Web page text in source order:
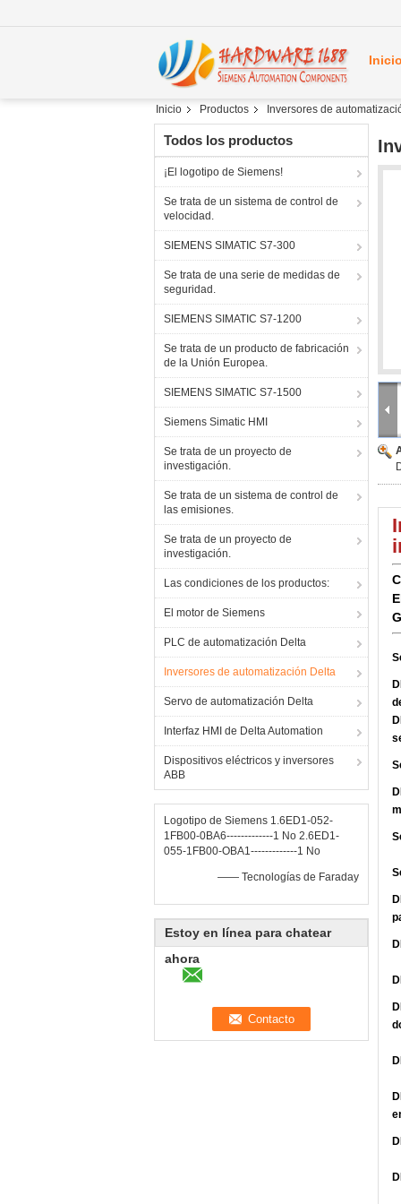
Inicio
Inicio Productos Inversores de
Todos los productos
¡El logotipo de Siemens!
Se trata de un sistema de control de
velocidad.
SIEMENS SIMATIC S7-300
Se trata de una serie de medidas de
seguridad.
SIEMENS SIMATIC S7-1200
Se trata de un producto de fabricación
de la Unión Europea.
SIEMENS SIMATIC S7-1500
Siemens Simatic HMI
Se trata de un proyecto de
investigación.
Se trata de un sistema de control de
las emisiones.
Se trata de un proyecto de
investigación.
Las condiciones de los productos:
El motor de Siemens
PLC de automatización Delta
Inversores de automatización Delta
Servo de automatización Delta
Interfaz HMI de Delta Automation
Dispositivos eléctricos y inversores
ABB
Logotipo de Siemens 1.6ED1-052-
1FB00-0BA6-------------1 No 2.6ED1-
055-1FB00-OBA1-------------1 No
—— Tecnologías de Faraday
Estoy en línea para chatear
ahora